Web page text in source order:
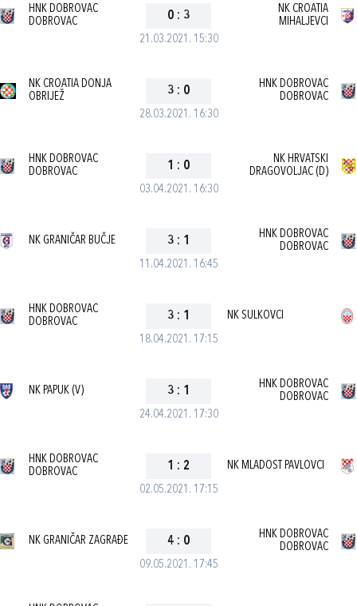
21.03.2021. 15:30
HNK DOBROVAC
DOBROVAC
0 : 3
NK CROATIA
MIHALJEVCI
28.03.2021. 16:30
NK CROATIA DONJA
OBRIJEŽ
3 : 0
HNK DOBROVAC
DOBROVAC
03.04.2021. 16:30
HNK DOBROVAC
DOBROVAC
1 : 0
NK HRVATSKI
DRAGOVOLJAC (D)
11.04.2021. 16:45
NK GRANIČAR BUČJE 3 : 1
HNK DOBROVAC
DOBROVAC
18.04.2021. 17:15
HNK DOBROVAC
DOBROVAC
3 : 1 NK SULKOVCI
24.04.2021. 17:30
NK PAPUK (V) 3 : 1
HNK DOBROVAC
DOBROVAC
02.05.2021. 17:15
HNK DOBROVAC
DOBROVAC
1 : 2 NK MLADOST PAVLOVCI
09.05.2021. 17:45
NK GRANIČAR ZAGRAĐE 4 : 0
HNK DOBROVAC
DOBROVAC